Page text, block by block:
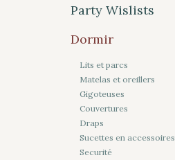
Party Wislists
Dormir
Lits et parcs
Matelas et oreillers
Gigoteuses
Couvertures
Draps
Sucettes en accessoires
Securité